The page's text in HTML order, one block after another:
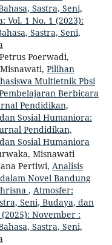
Sastra, Seni,
Vol. 1 No. 1 (2023):
Sastra, Seni,
Poerwadi,
Pilihan
Multietnik Pbsi
Berbicara
Pendidikan,
Sosial Humaniora:
Pendidikan,
Sosial Humaniora
Misnawati
Pertiwi, Analisis
Novel Bandung
, Atmosfer:
Seni, Budaya, dan
November :
Sastra, Seni,